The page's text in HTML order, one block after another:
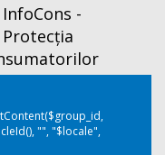
InfoCons -
Protecția
"", "$locale",